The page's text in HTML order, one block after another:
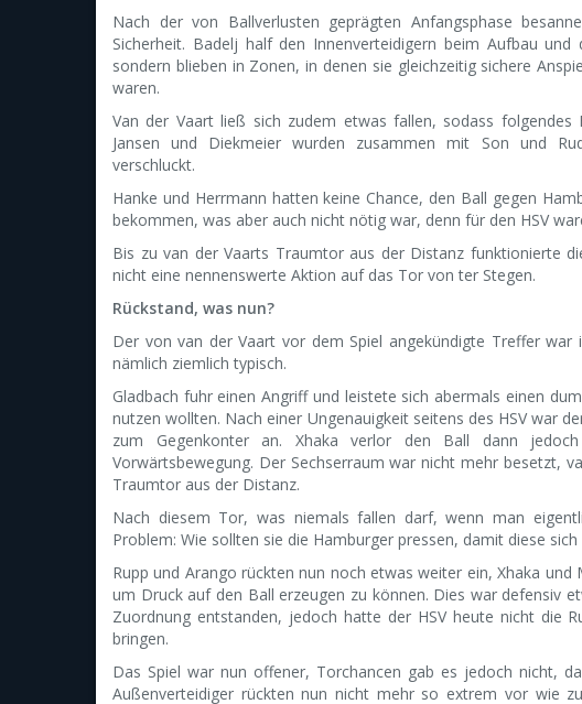
Nach der von Ballverlusten geprägten Anfangsphase
Sicherheit. Badelj half den Innenverteidigern beim Aufbau
sondern blieben in Zonen, in denen sie gleichzeitig sichere
waren.
Van der Vaart ließ sich zudem etwas fallen, sodass folgendes
Jansen und Diekmeier wurden zusammen mit Son und
verschluckt.
Hanke und Herrmann hatten keine Chance, den Ball gegen
bekommen, was aber auch nicht nötig war, denn für den HSV
Bis zu van der Vaarts Traumtor aus der Distanz funktionierte
nicht eine nennenswerte Aktion auf das Tor von ter Stegen.
Rückstand, was nun?
Der von van der Vaart vor dem Spiel angekündigte Treffer
nämlich ziemlich typisch.
Gladbach fuhr einen Angriff und leistete sich abermals einen
nutzen wollten. Nach einer Ungenauigkeit seitens des HSV war
zum Gegenkonter an. Xhaka verlor den Ball dann
Vorwärtsbewegung. Der Sechserraum war nicht mehr besetzt,
Traumtor aus der Distanz.
Nach diesem Tor, was niemals fallen darf, wenn man
Problem: Wie sollten sie die Hamburger pressen, damit diese
Rupp und Arango rückten nun noch etwas weiter ein, Xhaka
um Druck auf den Ball erzeugen zu können. Dies war defensiv
Zuordnung entstanden, jedoch hatte der HSV heute nicht die
bringen.
Das Spiel war nun offener, Torchancen gab es jedoch nicht,
Außenverteidiger rückten nun nicht mehr so extrem vor wie